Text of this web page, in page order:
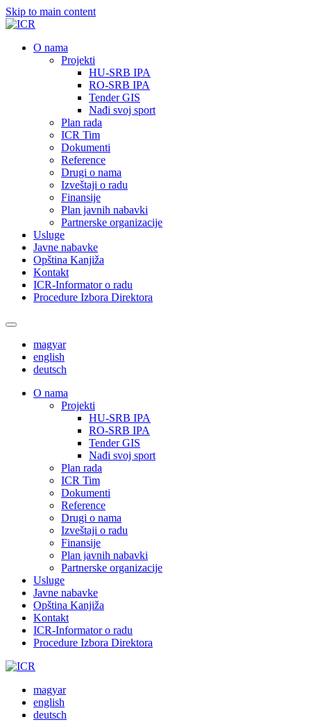
Skip to main content
О nama
Projekti
HU-SRB IPA
RO-SRB IPA
Tender GIS
Nađi svoj sport
Plan rada
ICR Tim
Dokumenti
Reference
Drugi o nama
Izveštaji o radu
Finansije
Plan javnih nabavki
Partnerske organizacije
Usluge
Javne nabavke
Opština Kanjiža
Kontakt
ICR-Informator o radu
Procedure Izbora Direktora
magyar
english
deutsch
О nama
Projekti
HU-SRB IPA
RO-SRB IPA
Tender GIS
Nađi svoj sport
Plan rada
ICR Tim
Dokumenti
Reference
Drugi o nama
Izveštaji o radu
Finansije
Plan javnih nabavki
Partnerske organizacije
Usluge
Javne nabavke
Opština Kanjiža
Kontakt
ICR-Informator o radu
Procedure Izbora Direktora
magyar
english
deutsch